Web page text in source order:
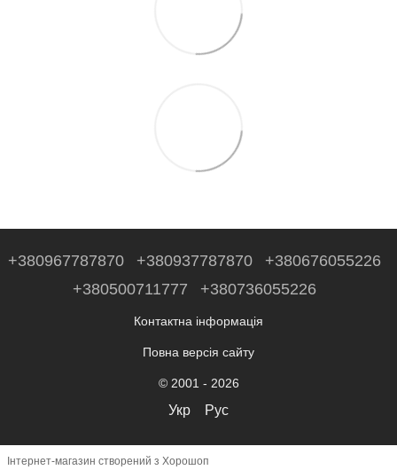
+380967787870 +380937787870
+380676055226
+380500711777
+380736055226
Контактна інформація
Повна версія сайту
© 2001 - 2026
Укр Рус
Інтернет-магазин створений з Хорошоп